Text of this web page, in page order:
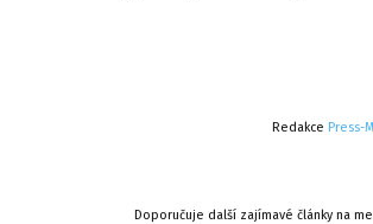
Redakce Press-
Doporučuje další zajímavé články na